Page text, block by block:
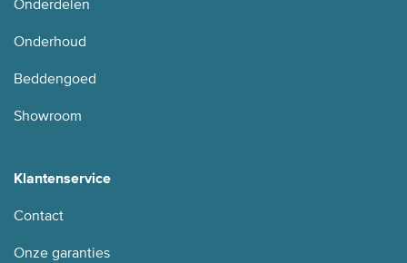
Onderdelen
Onderhoud
Beddengoed
Showroom
Klantenservice
Contact
Onze garanties